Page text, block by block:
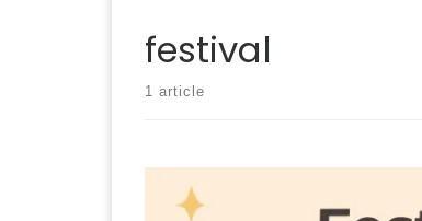
festival
1 article